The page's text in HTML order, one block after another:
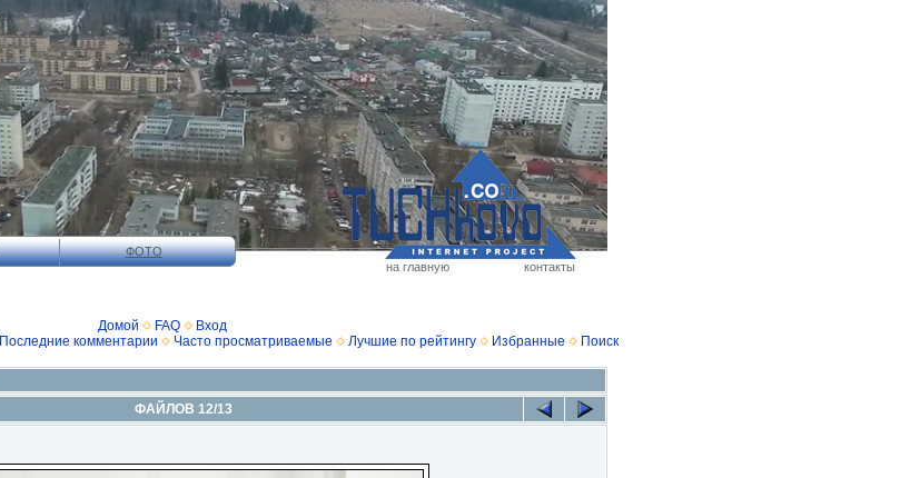
ФОТО
на главную
контакты
Домой FAQ
Вход
Последние комментарии Часто просматриваемые Лучшие по рейтингу Избранные Поиск
ФАЙЛОВ 12/13